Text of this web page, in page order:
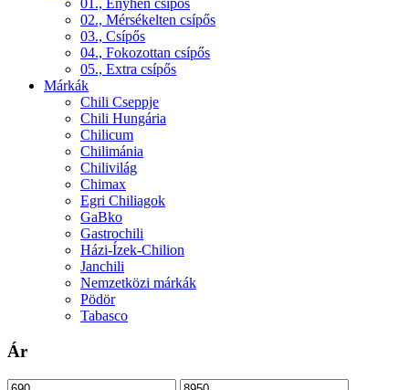
01., Enyhén csípős
02., Mérsékelten csípős
03., Csípős
04., Fokozottan csípős
05., Extra csípős
Márkák
Chili Cseppje
Chili Hungária
Chilicum
Chilimánia
Chilivilág
Chimax
Egri Chiliagok
GaBko
Gastrochili
Házi-Ízek-Chilion
Janchili
Nemzetközi márkák
Pödör
Tabasco
Ár
Min
Max